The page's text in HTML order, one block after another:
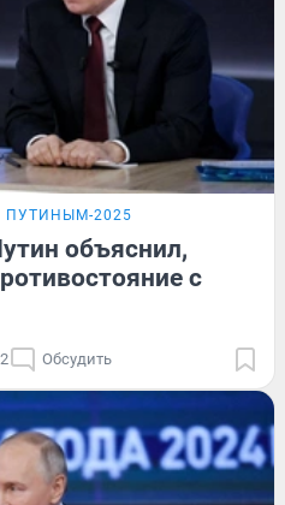
ПУТИНЫМ-2025
объяснил,
с
Обсудить